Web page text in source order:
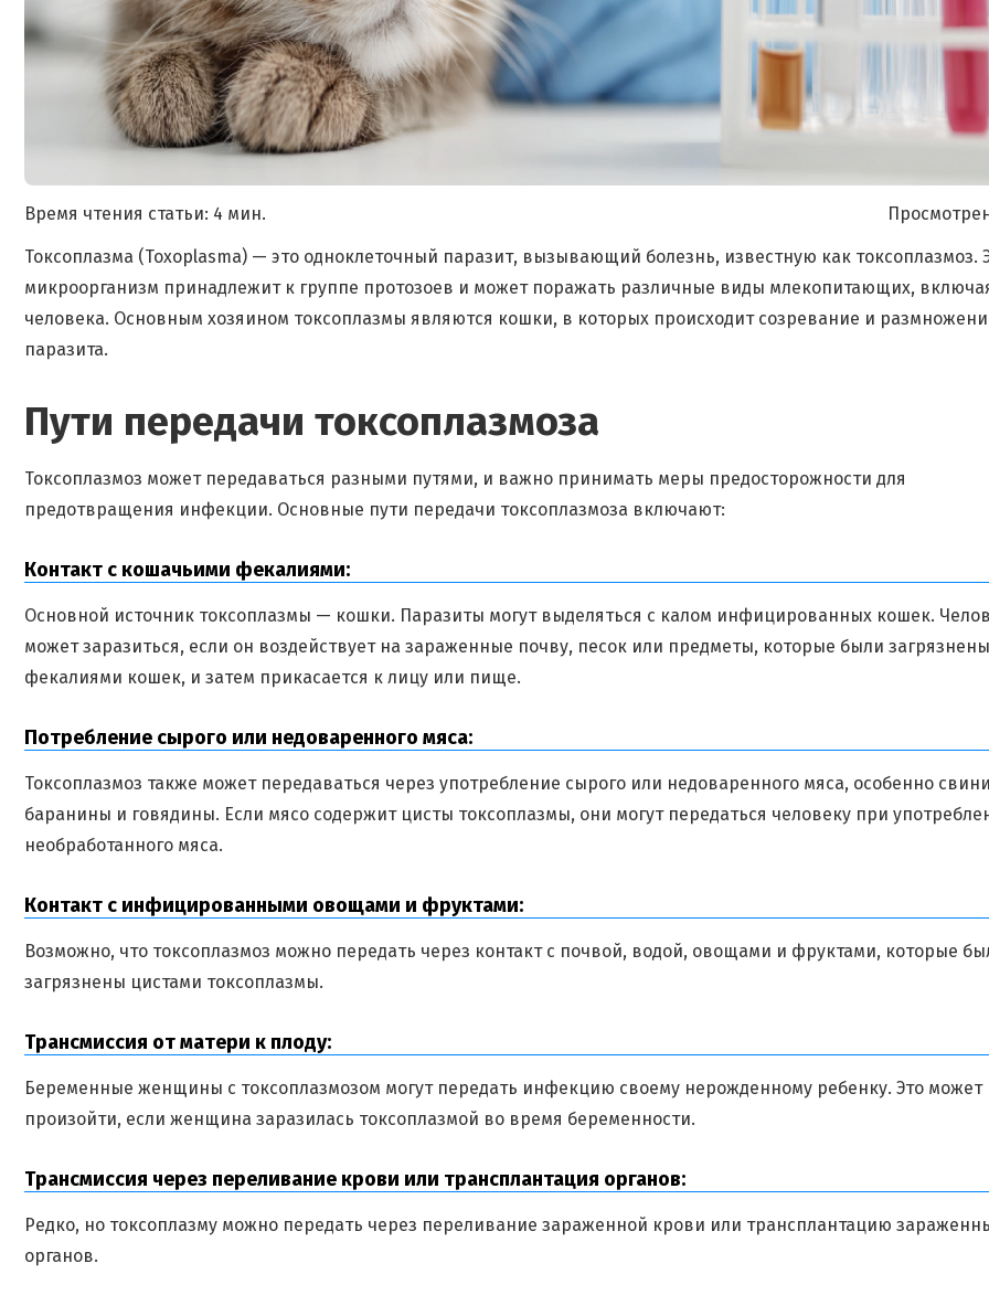
Время чтения статьи: 4 мин.
Токсоплазма (Toxoplasma) — это одноклеточный паразит, вызывающий болезнь, известную как токсоплазмоз.
микроорганизм принадлежит к группе протозоев и может поражать различные виды млекопитающих,
человека. Основным хозяином токсоплазмы являются кошки, в которых происходит созревание и
паразита.
Пути передачи токсоплазмоза
Токсоплазмоз может передаваться разными путями, и важно принимать меры предосторожности для
предотвращения инфекции. Основные пути передачи токсоплазмоза включают:
Контакт с кошачьими фекалиями:
Основной источник токсоплазмы — кошки. Паразиты могут выделяться с калом инфицированных кошек.
может заразиться, если он воздействует на зараженные почву, песок или предметы, которые были загрязнены
фекалиями кошек, и затем прикасается к лицу или пище.
Потребление сырого или недоваренного мяса:
Токсоплазмоз также может передаваться через употребление сырого или недоваренного мяса, особенно
баранины и говядины. Если мясо содержит цисты токсоплазмы, они могут передаться человеку при
необработанного мяса.
Контакт с инфицированными овощами и фруктами:
Возможно, что токсоплазмоз можно передать через контакт с почвой, водой, овощами и фруктами, которые
загрязнены цистами токсоплазмы.
Трансмиссия от матери к плоду:
Беременные женщины с токсоплазмозом могут передать инфекцию своему нерожденному ребенку. Это может
произойти, если женщина заразилась токсоплазмой во время беременности.
Трансмиссия через переливание крови или трансплантация органов:
Редко, но токсоплазму можно передать через переливание зараженной крови или трансплантацию
органов.